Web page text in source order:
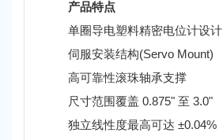
产品特点
单圈导电塑料精密电位计设计
伺服安装结构(Servo Mount)
高可靠性滚珠轴承支撑
尺寸范围覆盖 0.875" 至 3.0"
独立线性度最高可达 ±0.04%